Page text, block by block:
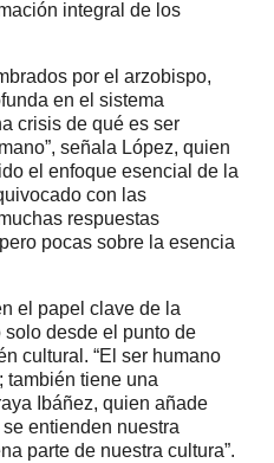
integral de los
por el arzobispo,
en el sistema
crisis de qué es ser
señala López, quien
el enfoque esencial de la
con las
respuestas
pocas sobre la esencia
el papel clave de la
desde el punto de
cultural. “El ser humano
también tiene una
Ibáñez, quien añade
entienden nuestra
parte de nuestra cultura”.